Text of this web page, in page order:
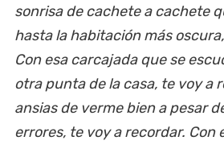
sonrisa de cachete a cachete
hasta la habitación más
Con esa carcajada que se
otra punta de la casa, te voy a
ansias de verme bien a pesar
errores, te voy a recordar. Con